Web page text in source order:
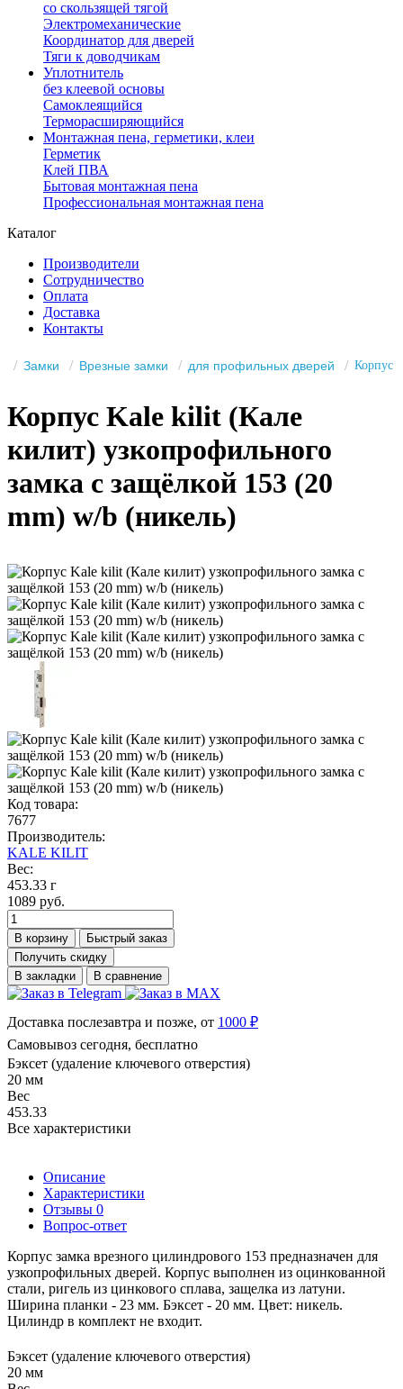
со скользящей тягой
Электромеханические
Координатор для дверей
Тяги к доводчикам
Уплотнитель
без клеевой основы
Самоклеящийся
Терморасширяющийся
Монтажная пена, герметики, клеи
Герметик
Клей ПВА
Бытовая монтажная пена
Профессиональная монтажная пена
Каталог
Производители
Сотрудничество
Оплата
Доставка
Контакты
Замки Врезные замки для профильных дверей Корпус
Корпус Kale kilit (Кале
килит) узкопрофильного
замка с защёлкой 153 (20
mm) w/b (никель)
Код товара:
7677
Производитель:
KALE KILIT
Вес:
453.33 г
1089 руб.
В корзину
Быстрый заказ
Получить скидку
В закладки
В сравнение
Доставка послезавтра и позже, от 1000 ₽
Самовывоз сегодня, бесплатно
Бэксет (удаление ключевого отверстия)
20 мм
Вес
453.33
Все характеристики
Описание
Характеристики
Отзывы 0
Вопрос-ответ
Корпус замка врезного цилиндрового 153 предназначен для
узкопрофильных дверей. Корпус выполнен из оцинкованной
стали, ригель из цинкового сплава, защелка из латуни.
Ширина планки - 23 мм. Бэксет - 20 мм. Цвет: никель.
Цилиндр в комплект не входит.
Бэксет (удаление ключевого отверстия)
20 мм